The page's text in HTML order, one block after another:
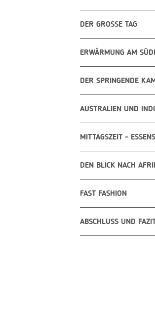
DER GROSSE TAG
ERWÄRMUNG AM
DER SPRINGENDE
AUSTRALIEN UND
MITTAGSZEIT -
DEN BLICK NACH
FAST FASHION
ABSCHLUSS UND